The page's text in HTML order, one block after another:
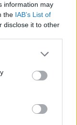
information may
the IAB’s List of
disclose it to other
or more Google
You may click to
party tags to
in below Google
A
régió és az